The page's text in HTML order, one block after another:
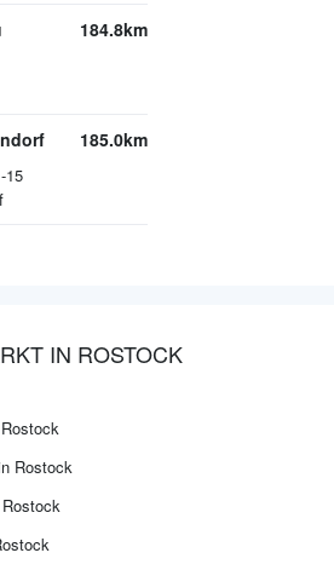
184.8km
15
185.0km
IN ROSTOCK
Rostock